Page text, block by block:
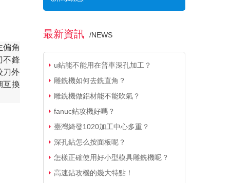
偏角
不鋒
刀外
互換
最新資訊 /NEWS
u鉆能不能用在普車深孔加工？
雕銑機如何去銑直角？
雕銑機做鋁材能不能吹氣？
fanuc鉆攻機好嗎？
臺灣綺發1020加工中心多重？
深孔鉆怎么按面板呢？
怎樣正確使用好小型模具雕銑機呢？
高速鉆攻機的幾大特點！